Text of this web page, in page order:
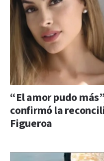
“El amor pudo
confirmó la
Figueroa